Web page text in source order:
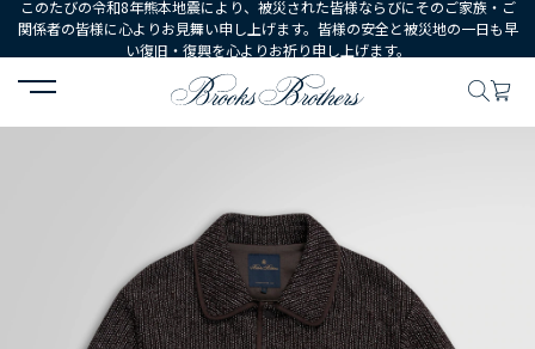
このたびの令和8年熊本地震により、被災された皆様ならびにそのご家族・ご
関係者の皆様に心よりお見舞い申し上げます。皆様の安全と被災地の一日も早
い復旧・復興を心よりお祈り申し上げます。
HOME ウェア アウターウェア ウール/コットン ビーチ